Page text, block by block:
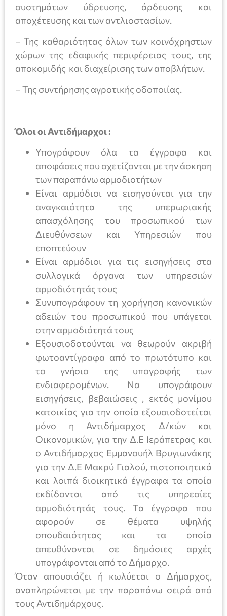
συστημάτων ύδρευσης, άρδευσης και
αποχέτευσης και των αντλιοστασίων.
– Της καθαριότητας όλων των κοινόχρηστων
χώρων της εδαφικής περιφέρειας τους, της
αποκομιδής και διαχείρισης των αποβλήτων.
– Της συντήρησης αγροτικής οδοποιίας.
Όλοι οι Αντιδήμαρχοι :
Υπογράφουν όλα τα έγγραφα και
αποφάσεις που σχετίζονται με την άσκηση
των παραπάνω αρμοδιοτήτων
Είναι αρμόδιοι να εισηγούνται για την
αναγκαιότητα της υπερωριακής
απασχόλησης του προσωπικού των
Διευθύνσεων και Υπηρεσιών που
εποπτεύουν
Είναι αρμόδιοι για τις εισηγήσεις στα
συλλογικά όργανα των υπηρεσιών
αρμοδιότητάς τους
Συνυπογράφουν τη χορήγηση κανονικών
αδειών του προσωπικού που υπάγεται
στην αρμοδιότητά τους
Εξουσιοδοτούνται να θεωρούν ακριβή
φωτοαντίγραφα από το πρωτότυπο και
το γνήσιο της υπογραφής των
ενδιαφερομένων. Να υπογράφουν
εισηγήσεις, βεβαιώσεις , εκτός μονίμου
κατοικίας για την οποία εξουσιοδοτείται
μόνο η Αντιδήμαρχος Δ/κών και
Οικονομικών, για την Δ.Ε Ιεράπετρας και
ο Αντιδήμαρχος Εμμανουήλ Βρυγιωνάκης
για την Δ.Ε Μακρύ Γιαλού, πιστοποιητικά
και λοιπά διοικητικά έγγραφα τα οποία
εκδίδονται από τις υπηρεσίες
αρμοδιότητάς τους. Τα έγγραφα που
αφορούν σε θέματα υψηλής
σπουδαιότητας και τα οποία
απευθύνονται σε δημόσιες αρχές
υπογράφονται από το Δήμαρχο.
Όταν απουσιάζει ή κωλύεται ο Δήμαρχος,
αναπληρώνεται με την παραπάνω σειρά από
τους Αντιδημάρχους.